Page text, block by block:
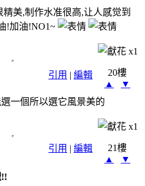
美,制作水准很高,让人感觉到
!加油!NO1~
x1
引用 | 編輯
20樓
▲
▼
一個所以選它風景美的
x1
引用 | 編輯
21樓
▲
▼